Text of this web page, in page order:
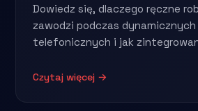
Dowiedz się, dlaczego ręczne
zawodzi podczas dynamicznych
telefonicznych i jak
Czytaj więcej →